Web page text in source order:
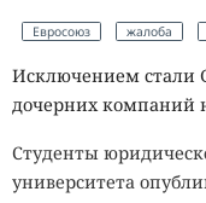
Евросоюз жалоба
Исключением стали
дочерних компаний
Студенты
университета